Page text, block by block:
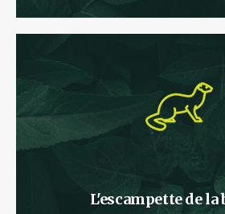
L'escampette de la
L’escampette de la Belette